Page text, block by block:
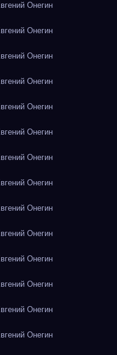
Онегин
Онегин
Онегин
Онегин
Онегин
Онегин
Онегин
Онегин
Онегин
Онегин
Онегин
Онегин
Онегин
Онегин